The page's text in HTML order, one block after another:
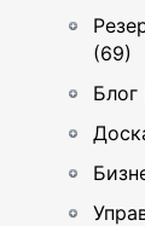
(69)
Блог